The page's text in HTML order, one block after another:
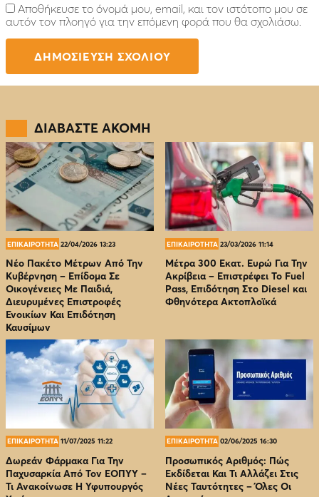
Αποθήκευσε το όνομά μου, email, και τον ιστότοπο μου σε
αυτόν τον πλοηγό για την επόμενη φορά που θα σχολιάσω.
ΔΙΑΒΑΣΤΕ ΑΚΟΜΗ
ΕΠΙΚΑΙΡΟΤΗΤΑ 22/04/2026 13:23
Νέο Πακέτο Μέτρων Από Την
Κυβέρνηση – Επίδομα Σε
Οικογένειες Με Παιδιά,
Διευρυμένες Επιστροφές
Ενοικίων Και Επιδότηση
Καυσίμων
ΕΠΙΚΑΙΡΟΤΗΤΑ 23/03/2026 11:14
Μέτρα 300 Εκατ. Ευρώ Για Την
Ακρίβεια – Επιστρέφει Το Fuel
Pass, Επιδότηση Στο Diesel και
Φθηνότερα Ακτοπλοϊκά
ΕΠΙΚΑΙΡΟΤΗΤΑ 11/07/2025 11:22
Δωρεάν Φάρμακα Για Την
Παχυσαρκία Από Τον EOΠΥΥ –
Τι Ανακοίνωσε Η Υφυπουργός
ΕΠΙΚΑΙΡΟΤΗΤΑ 02/06/2025 16:30
Προσωπικός Αριθμός: Πώς
Εκδίδεται Και Τι Αλλάζει Στις
Νέες Ταυτότητες – Όλες Οι